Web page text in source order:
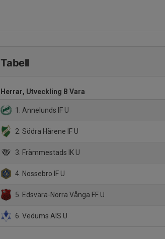
Tabell
Herrar, Utveckling B Vara
1. Annelunds IF U
2. Södra Härene IF U
3. Främmestads IK U
4. Nossebro IF U
5. Edsvära-Norra Vånga FF U
6. Vedums AIS U